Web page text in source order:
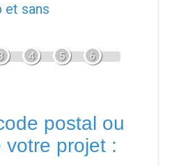
et sans
4 5 6
postal ou
votre projet :